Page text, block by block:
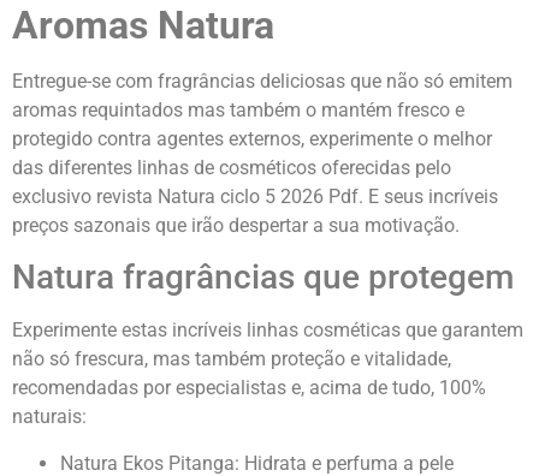
Aromas Natura
Entregue-se com fragrâncias deliciosas que não só emitem
aromas requintados mas também o mantém fresco e
protegido contra agentes externos, experimente o melhor
das diferentes linhas de cosméticos oferecidas pelo
exclusivo revista Natura ciclo 5 2026 Pdf. E seus incríveis
preços sazonais que irão despertar a sua motivação.
Natura fragrâncias que protegem
Experimente estas incríveis linhas cosméticas que garantem
não só frescura, mas também proteção e vitalidade,
recomendadas por especialistas e, acima de tudo, 100%
naturais:
Natura Ekos Pitanga: Hidrata e perfuma a pele